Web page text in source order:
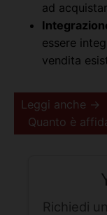
ad
essere
vendita
Leggi anche →
Quanto è
Richiedi